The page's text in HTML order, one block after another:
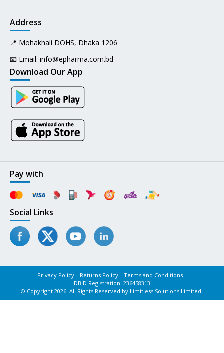
Address
📍 Mohakhali DOHS, Dhaka 1206
📧 Email: info@epharma.com.bd
Download Our App
Pay with
Social Links
Privacy Policy Returns Policy
Terms and Conditions
DBID Registration: 236458313
© Copyright 2026. All Rights Reserved by Limitless Solutions Limited.